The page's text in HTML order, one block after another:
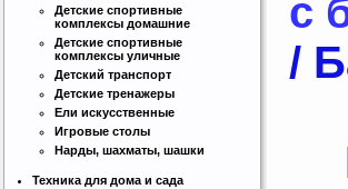
с
/
Детские спортивные
комплексы домашние
Детские спортивные
комплексы уличные
Детский транспорт
Детские тренажеры
Ели искусственные
Игровые столы
Нарды, шахматы, шашки
Техника для дома и сада